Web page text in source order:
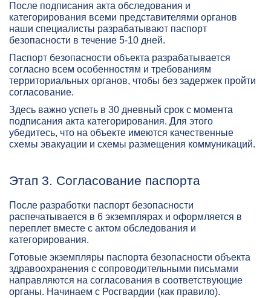
После подписания акта обследования и
категорирования всеми представителями органов
наши специалисты разрабатывают паспорт
безопасности в течение 5-10 дней.
Паспорт безопасности объекта разрабатывается
согласно всем особенностям и требованиям
территориальных органов, чтобы без задержек пройти
согласование.
Здесь важно успеть в 30 дневный срок с момента
подписания акта категорирования. Для этого
убедитесь, что на объекте имеются качественные
схемы эвакуации и схемы размещения коммуникаций.
Этап 3. Согласование паспорта
После разработки паспорт безопасности
распечатывается в 6 экземплярах и оформляется в
переплет вместе с актом обследования и
категорирования.
Готовые экземпляры паспорта безопасности объекта
здравоохранения с сопроводительными письмами
направляются на согласования в соответствующие
органы. Начинаем с Росгвардии (как правило).